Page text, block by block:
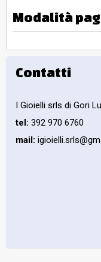
Modalità
Contatti
I Gioielli srls di Gori
tel: 392 970 6760
mail: